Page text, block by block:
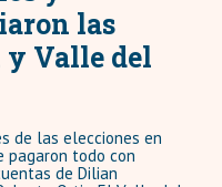
las
y Valle del
de las elecciones en
pagaron todo con
de Dilian